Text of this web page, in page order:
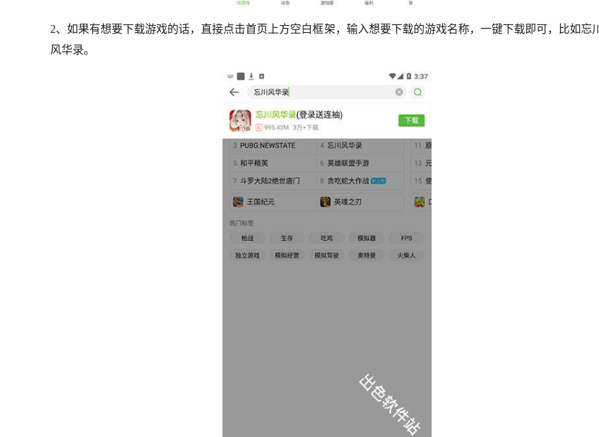
2、如果有想要下载游戏的话，直接点击首页上方空白框架，输入想要下载的游戏名称，一键下载即可，比如忘川
风华录。